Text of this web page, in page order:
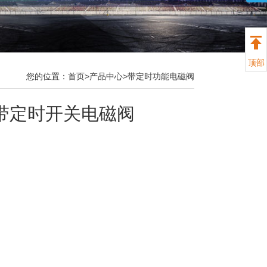
您的位置： 首页>产品中心>带定时功能电磁阀
定时开关电磁阀
顶部